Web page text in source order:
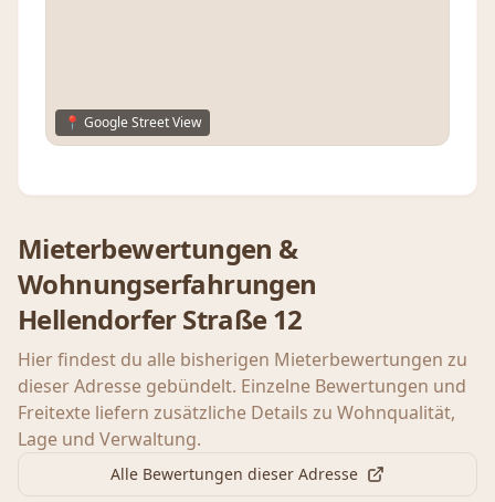
📍 Google Street View
Mieterbewertungen &
Wohnungserfahrungen
Hellendorfer Straße 12
Hier findest du alle bisherigen Mieterbewertungen zu
dieser Adresse gebündelt. Einzelne Bewertungen und
Freitexte liefern zusätzliche Details zu Wohnqualität,
Lage und Verwaltung.
Alle Bewertungen dieser Adresse